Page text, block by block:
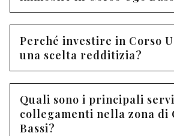
Perché investire in Corso
una scelta redditizia?
Quali sono i principali
collegamenti nella zona di
Bassi?